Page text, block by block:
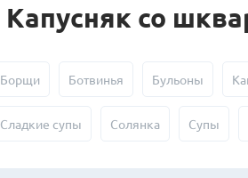
Капусняк со
Борщи Ботвинья Бульоны
Сладкие супы Солянка Супы